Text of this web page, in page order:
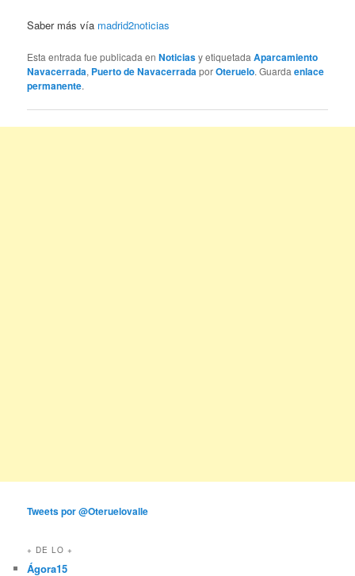
Saber más vía madrid2noticias
Esta entrada fue publicada enNoticiasy etiquetadaAparcamiento
Navacerrada, Puerto de NavacerradaporOteruelo. Guardaenlace
permanente.
Tweets por @Oteruelovalle
+ DE LO +
Ágora15